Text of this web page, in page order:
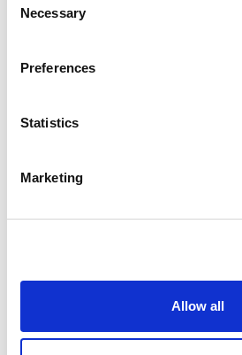
Selection
Necessary
Preferences
Statistics
Marketing
Allow all
Fax: +49 (0) 8393 9434 500
39031 Brunico
Italy
フランス